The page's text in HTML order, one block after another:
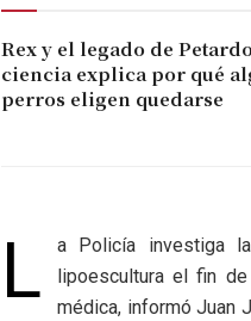
Rex y el legado de
ciencia explica por qué
perros eligen quedarse
L
a Policía investiga
lipoescultura el fin
médica, informó Juan